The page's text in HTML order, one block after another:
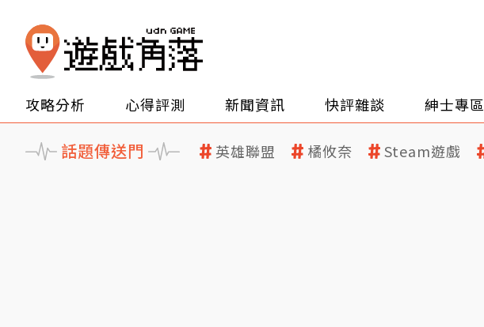
攻略分析 心得評測 新聞資訊 快評雜談 紳士專區
話題傳送門 英雄聯盟 橘攸奈 Steam遊戲